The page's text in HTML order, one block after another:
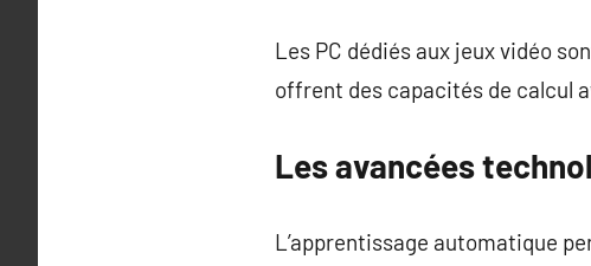
Les PC dédiés aux jeux vidéo
offrent des capacités de calcul
Les avancées
L’apprentissage automatique